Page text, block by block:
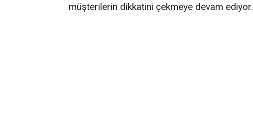
müşterilerin dikkatini çekmeye devam ediyor.